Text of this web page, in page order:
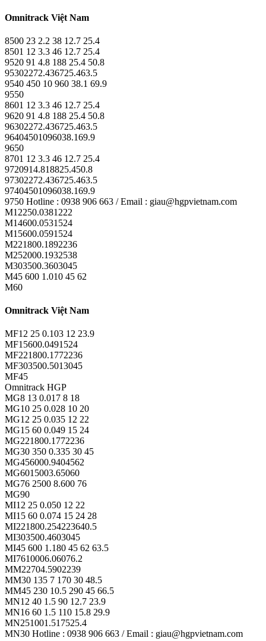
Omnitrack Việt Nam
8500 23 2.2 38 12.7 25.4
8501 12 3.3 46 12.7 25.4
9520 91 4.8 188 25.4 50.8
95302272.436725.463.5
9540 450 10 960 38.1 69.9
9550
8601 12 3.3 46 12.7 25.4
9620 91 4.8 188 25.4 50.8
96302272.436725.463.5
96404501096038.169.9
9650
8701 12 3.3 46 12.7 25.4
9720914.818825.450.8
97302272.436725.463.5
97404501096038.169.9
9750 Hotline : 0938 906 663 / Email : giau@hgpvietnam.com
M12250.0381222
M14600.0531524
M15600.0591524
M221800.1892236
M252000.1932538
M303500.3603045
M45 600 1.010 45 62
M60
Omnitrack Việt Nam
MF12 25 0.103 12 23.9
MF15600.0491524
MF221800.1772236
MF303500.5013045
MF45
Omnitrack HGP
MG8 13 0.017 8 18
MG10 25 0.028 10 20
MG12 25 0.035 12 22
MG15 60 0.049 15 24
MG221800.1772236
MG30 350 0.335 30 45
MG456000.9404562
MG6015003.65060
MG76 2500 8.600 76
MG90
MI12 25 0.050 12 22
MI15 60 0.074 15 24 28
MI221800.254223640.5
MI303500.4603045
MI45 600 1.180 45 62 63.5
MI7610006.06076.2
MM22704.5902239
MM30 135 7 170 30 48.5
MM45 230 10.5 290 45 66.5
MN12 40 1.5 90 12.7 23.9
MN16 60 1.5 110 15.8 29.9
MN251001.517525.4
MN30 Hotline : 0938 906 663 / Email : giau@hgpvietnam.com